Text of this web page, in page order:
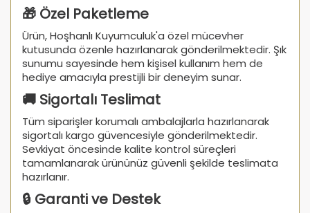
🎁 Özel Paketleme
Ürün, Hoşhanlı Kuyumculuk'a özel mücevher
kutusunda özenle hazırlanarak gönderilmektedir. Şık
sunumu sayesinde hem kişisel kullanım hem de
hediye amacıyla prestijli bir deneyim sunar.
🚚 Sigortalı Teslimat
Tüm siparişler korumalı ambalajlarla hazırlanarak
sigortalı kargo güvencesiyle gönderilmektedir.
Sevkiyat öncesinde kalite kontrol süreçleri
tamamlanarak ürününüz güvenli şekilde teslimata
hazırlanır.
🔒 Garanti ve Destek